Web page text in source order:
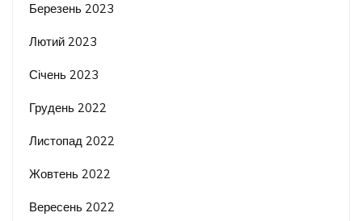
Березень 2023
Лютий 2023
Січень 2023
Грудень 2022
Листопад 2022
Жовтень 2022
Вересень 2022